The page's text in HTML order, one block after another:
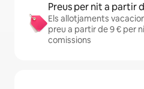
Preus per nit a partir
Els allotjaments
preu a partir de 9 € per
comissions